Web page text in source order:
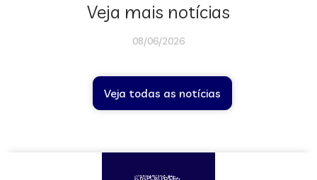
Veja mais notícias
08/06/2026
Veja todas as notícias